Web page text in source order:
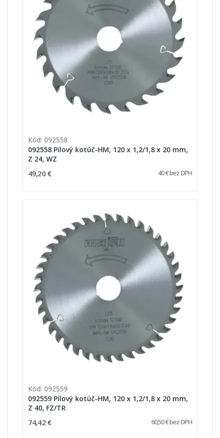
Kód: 092558
092558 Pílový kotúč-HM, 120 x 1,2/1,8 x 20 mm,
Z 24, WZ
49,20 € 40 € bez DPH
Kód: 092559
092559 Pílový kotúč-HM, 120 x 1,2/1,8 x 20 mm,
Z 40, FZ/TR
74,42 € 60,50 € bez DPH